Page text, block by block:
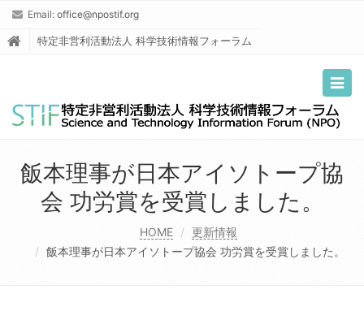
Email: office@npostif.org
特定非営利活動法人 科学技術情報フォーラム
飯本理事が日本アイソトープ協
会 功労賞を受賞しました。
HOME
更新情報
飯本理事が日本アイソトープ協会 功労賞を受賞しました。